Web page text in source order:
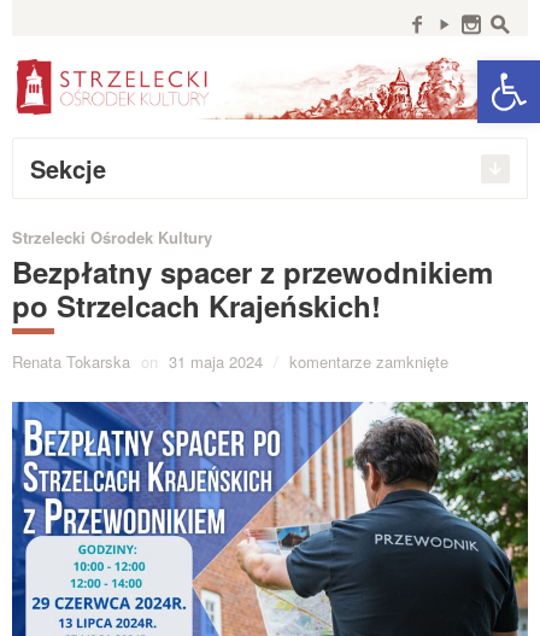
f y n s
Sekcje
Strzelecki Ośrodek Kultury
Bezpłatny spacer z przewodnikiem
po Strzelcach Krajeńskich!
Renata Tokarska on 31 maja 2024 / komentarze zamknięte